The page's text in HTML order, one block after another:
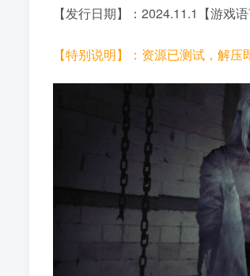
【发行日期】：2024.11.1【游戏
【特别说明】：资源已测试，解压